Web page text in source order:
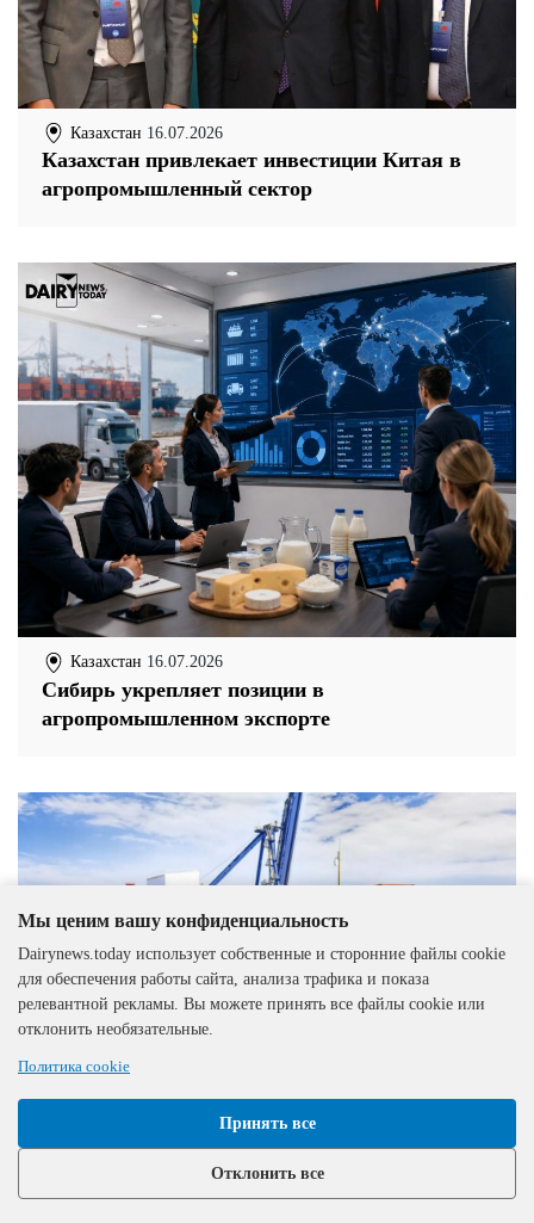
Казахстан 16.07.2026
Казахстан привлекает инвестиции Китая в
агропромышленный сектор
Казахстан 16.07.2026
Сибирь укрепляет позиции в
агропромышленном экспорте
16.07.2026
Алматинская область увеличила экспорт
Мы ценим вашу конфиденциальность
Dairynews.today использует собственные и сторонние файлы cookie
для обеспечения работы сайта, анализа трафика и показа
релевантной рекламы. Вы можете принять все файлы cookie или
отклонить необязательные.
Политика cookie
Принять все
Отклонить все